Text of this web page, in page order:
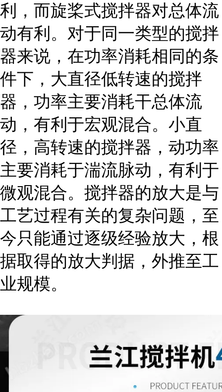
利，而旋桨式搅拌器对总体流
动有利。对于同一类型的搅拌
器来说，在功率消耗相同的条
件下，大直径低转速的搅拌
器，功率主要消耗干总体流
动，有利于宏观混合。小直
径，高转速的搅拌器，动功率
主要消耗于湍流脉动，有利于
微观混合。搅拌器的放大是与
工艺过程有关的复杂问题，至
今只能通过逐级经验放大，根
据取得的放大判据，外推至工
业规模。